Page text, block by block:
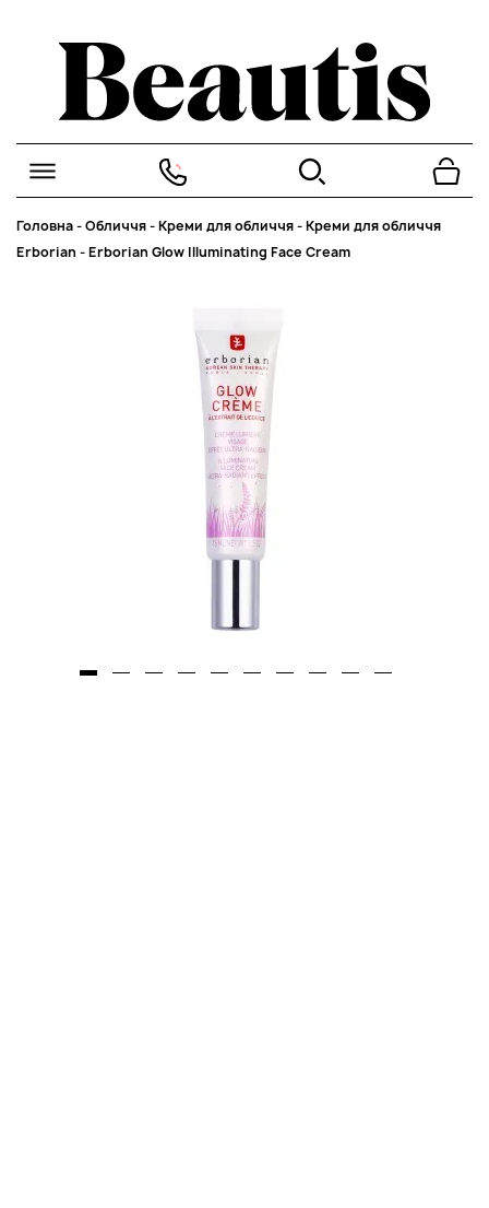
Головна-Обличчя-Креми для обличчя-Креми для обличчя
Erborian -Erborian Glow Illuminating Face Cream